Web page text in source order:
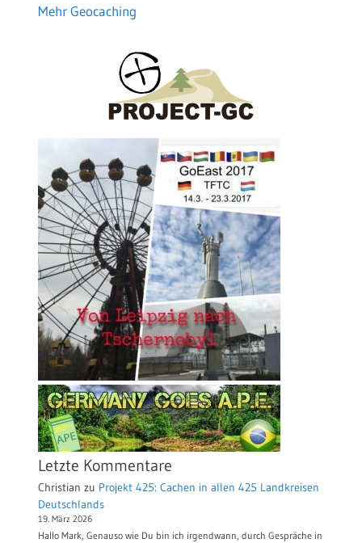
Mehr Geocaching
Letzte Kommentare
Christian zu Projekt 425: Cachen in allen 425 Landkreisen
Deutschlands
19. März 2026
Hallo Mark, Genauso wie Du bin ich irgendwann, durch Gespräche in